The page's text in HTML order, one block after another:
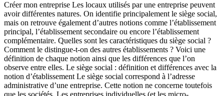
Créer mon entreprise Les locaux utilisés par une entreprise peuvent
avoir différentes natures. On identifie principalement le siège social,
mais on retrouve également d’autres notions comme l’établissement
principal, l’établissement secondaire ou encore l’établissement
complémentaire. Quelles sont les caractéristiques du siège social ?
Comment le distingue-t-on des autres établissements ? Voici une
définition de chaque notion ainsi que les différences que l’on
observe entre elles. Le siège social : définition et différences avec la
notion d’établissement Le siège social correspond à l’adresse
administrative d’une entreprise. Cette notion ne concerne toutefois
que les sociétés. Les entreprises individuelles (et les micro-